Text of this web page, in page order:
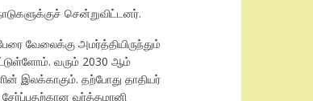
சென்றுவிட்டனர்.
வேலைக்கு அமர்த்தியிருந்தும்
வரும் 2030 ஆம்
இலக்காகும். தற்போது தாதியர்
வர்த்தமானி